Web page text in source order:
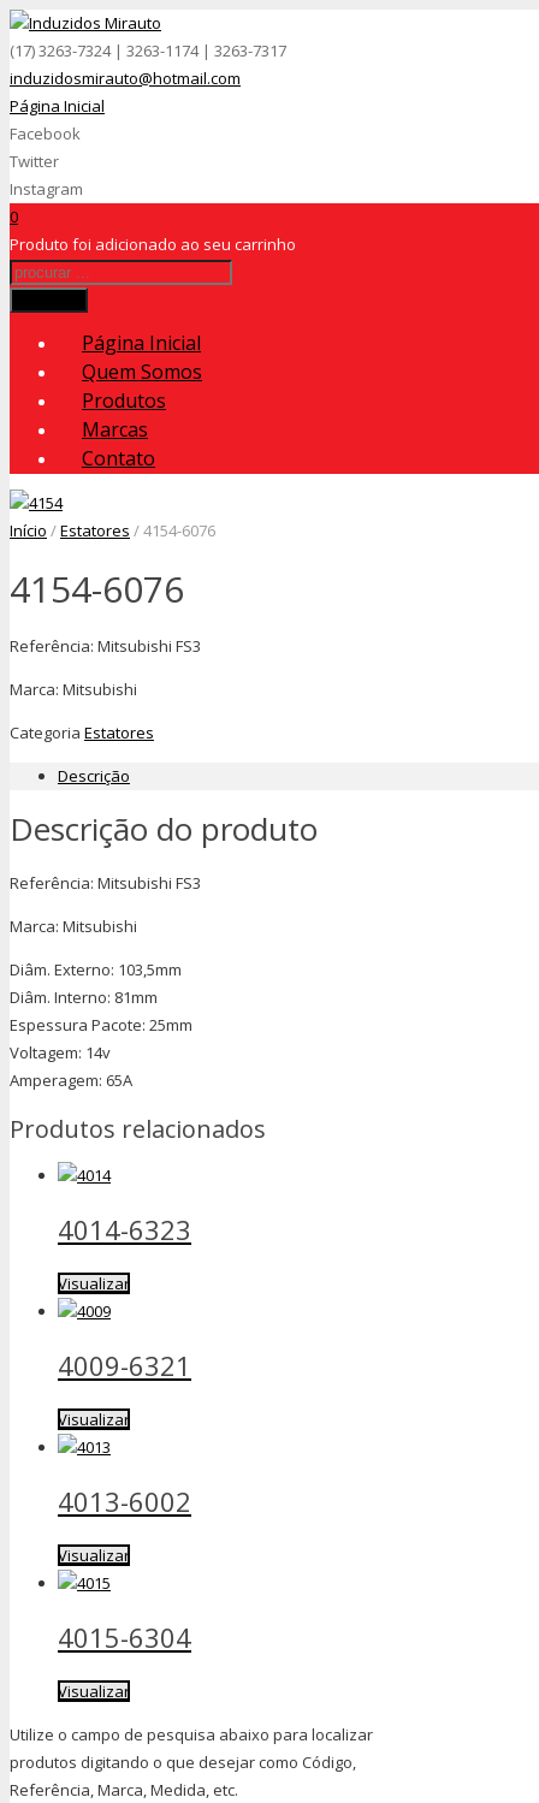
(17) 3263-7324 | 3263-1174 | 3263-7317
induzidosmirauto@hotmail.com
Página Inicial
Facebook
Twitter
Instagram
0
Produto foi adicionado ao seu carrinho
Página Inicial
Quem Somos
Produtos
Marcas
Contato
Início /Estatores / 4154-6076
4154-6076
Referência: Mitsubishi FS3
Marca: Mitsubishi
Categoria Estatores
Descrição
Descrição do produto
Referência: Mitsubishi FS3
Marca: Mitsubishi
Diâm. Externo: 103,5mm
Diâm. Interno: 81mm
Espessura Pacote: 25mm
Voltagem: 14v
Amperagem: 65A
Produtos relacionados
4014-6323
Visualizar
4009-6321
Visualizar
4013-6002
Visualizar
4015-6304
Visualizar
Utilize o campo de pesquisa abaixo para localizar
produtos digitando o que desejar como Código,
Referência, Marca, Medida, etc.